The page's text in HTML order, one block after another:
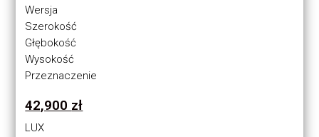
Wersja
Szerokość
Głębokość
Wysokość
Przeznaczenie
42,900 zł
LUX